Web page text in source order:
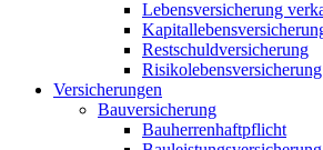
Lebensversicherung
Restschuldversicherung
Risikolebensversicherung
Versicherungen
Bauversicherung
Bauherrenhaftpflicht